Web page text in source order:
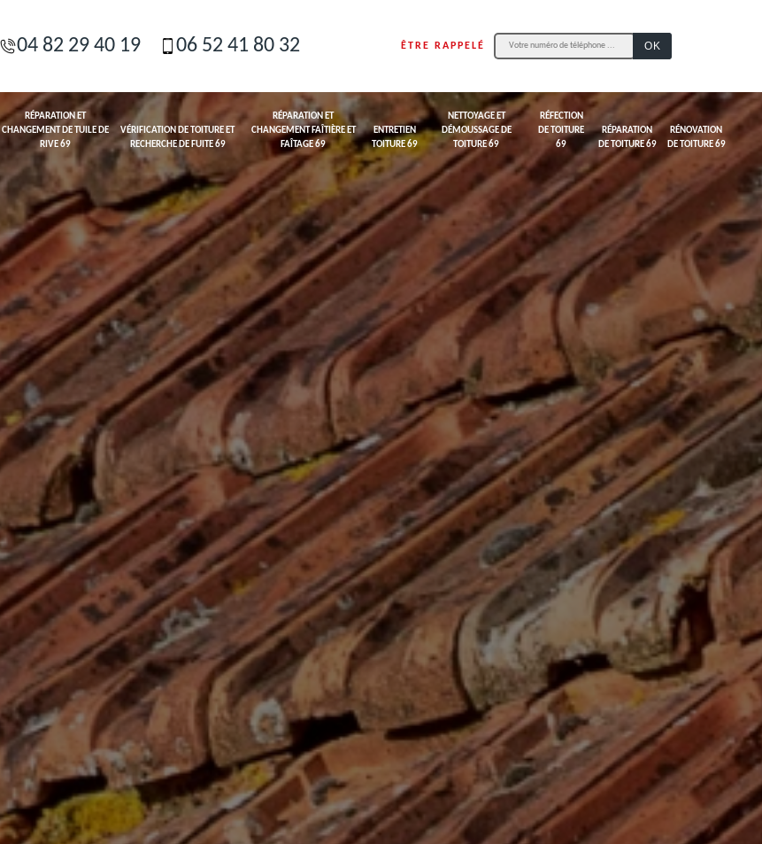
04 82 29 40 19 06 52 41 80 32 ÊTRE RAPPELÉ
RÉPARATION ET
CHANGEMENT DE TUILE DE
RIVE 69
VÉRIFICATION DE TOITURE ET
RECHERCHE DE FUITE 69
RÉPARATION ET
CHANGEMENT FAÎTIÈRE ET
FAÎTAGE 69
ENTRETIEN
TOITURE 69
NETTOYAGE ET
DÉMOUSSAGE DE
TOITURE 69
RÉFECTION
DE TOITURE
69
RÉPARATION
DE TOITURE 69
RÉNOVATION
DE TOITURE 69